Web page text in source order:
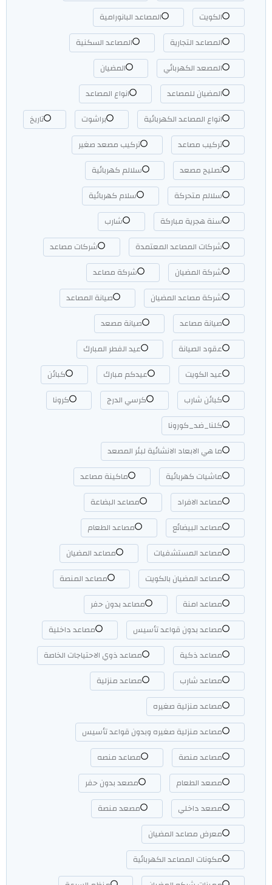
الكويت
المصاعد البانورامية
المصاعد التجارية
المصاعد السكنية
المصعد الكهربائي
المضيان
المضيان للمصاعد
انواع المصاعد
انواع المصاعد الكهربائية
براشوت
تاريخ
تركيب مصاعد
تركيب مصعد صغير
تصليح مصعد
سلالم كهربائية
سلالم متحركة
سلام كهربائية
سنة هجرية مباركة
شارب
شركات المصاعد المعتمدة
شركات مصاعد
شركة المضيان
شركة مصاعد
شركة مصاعد المضيان
صيانة المصاعد
صيانة مصاعد
صيانة مصعد
عقود الصيانة
عيد الفطر المبارك
عيد الكويت
عيدكم مبارك
كبائن
كبائن شارب
كرسي الدرج
كرونا
كلنا_ضد_كورونا
ما هي الابعاد الانشائية لبئر المصعد
ماشيات كهربائية
ماكينة مصاعد
مصاعد الافراد
مصاعد البضاعة
مصاعد البيضائع
مصاعد الطعام
مصاعد المستشفيات
مصاعد المضيان
مصاعد المضيان بالكويت
مصاعد المنصة
مصاعد امنة
مصاعد بدون حفر
مصاعد بدون قواعد تأسيس
مصاعد داخلية
مصاعد ذكية
مصاعد ذوي الاحتياجات الخاصة
مصاعد شارب
مصاعد منزلية
مصاعد منزلية صغيره
مصاعد منزلية صغيره وبدون قواعد تأسيس
مصاعد منصة
مصاعد منصه
مصعد الطعام
مصعد بدون حفر
مصعد داخلي
مصعد منصة
معرض مصاعد المضيان
مكونات المصاعد الكهربائية